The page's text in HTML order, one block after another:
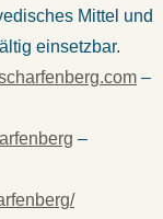
Mittel und
einsetzbar.
–
–